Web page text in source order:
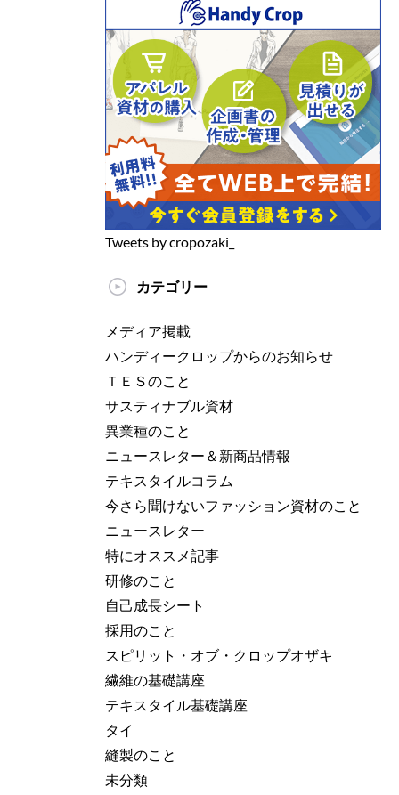
Tweets by cropozaki_
カテゴリー
メディア掲載
ハンディークロップからのお知らせ
ＴＥＳのこと
サスティナブル資材
異業種のこと
ニュースレター＆新商品情報
テキスタイルコラム
今さら聞けないファッション資材のこと
ニュースレター
特にオススメ記事
研修のこと
自己成長シート
採用のこと
スピリット・オブ・クロップオザキ
繊維の基礎講座
テキスタイル基礎講座
タイ
縫製のこと
未分類